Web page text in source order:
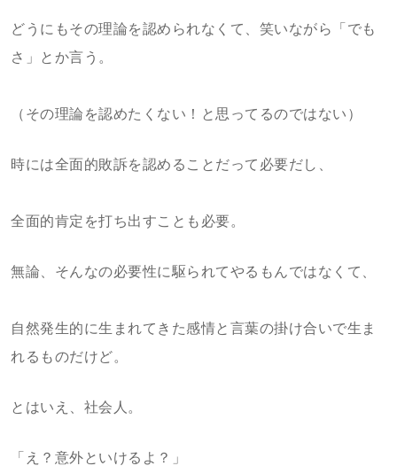
どうにもその理論を認められなくて、笑いながら「でも
さ」とか言う。
（その理論を認めたくない！と思ってるのではない）
時には全面的敗訴を認めることだって必要だし、
全面的肯定を打ち出すことも必要。
無論、そんなの必要性に駆られてやるもんではなくて、
自然発生的に生まれてきた感情と言葉の掛け合いで生ま
れるものだけど。
とはいえ、社会人。
「え？意外といけるよ？」